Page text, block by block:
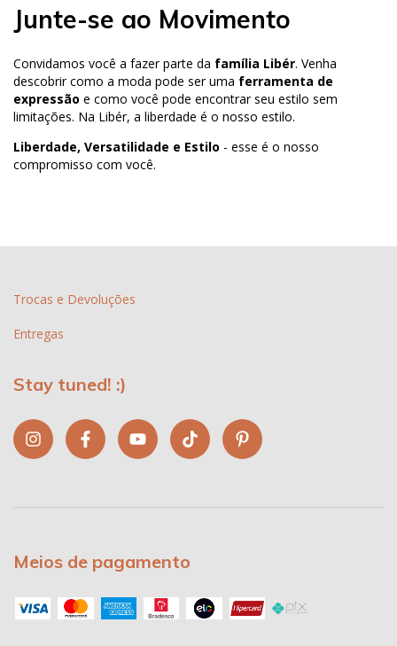
Junte-se ao Movimento
Convidamos você a fazer parte da família Libér. Venha
descobrir como a moda pode ser uma ferramenta de
expressão e como você pode encontrar seu estilo sem
limitações. Na Libér, a liberdade é o nosso estilo.
Liberdade, Versatilidade e Estilo - esse é o nosso
compromisso com você.
Trocas e Devoluções
Entregas
Stay tuned! :)
Meios de pagamento